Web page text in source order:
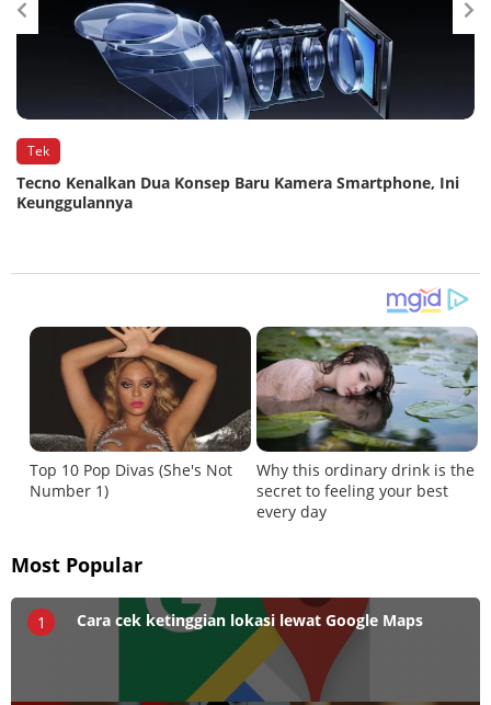
Tek
Tecno Kenalkan Dua Konsep Baru Kamera Smartphone, Ini
Keunggulannya
Most Popular
1 Cara cek ketinggian lokasi lewat Google Maps